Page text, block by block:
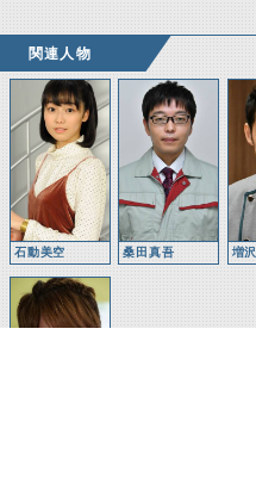
関連人物
石動美空 桑田真吾 増沢